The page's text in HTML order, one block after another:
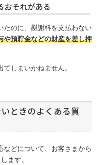
おそれがある
たのに、慰謝料を支払わない
や預貯金などの財産を差し押
しまいかねません。
ときのよくある質
などについて、お客さまから
ます。